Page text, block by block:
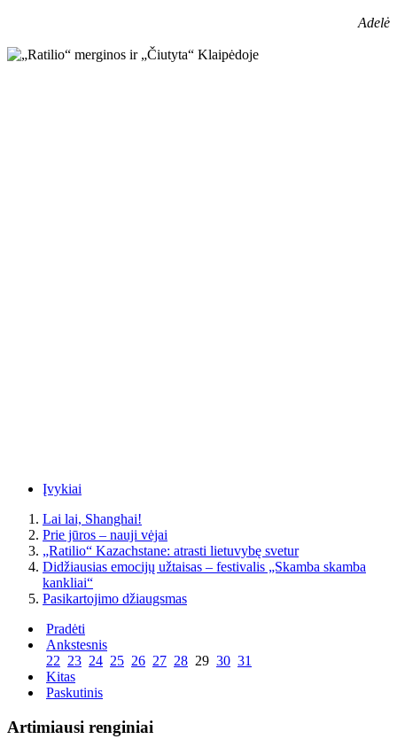
Adelė
Įvykiai
Lai lai, Shanghai!
Prie jūros – nauji vėjai
„Ratilio“ Kazachstane: atrasti lietuvybę svetur
Didžiausias emocijų užtaisas – festivalis „Skamba skamba
kankliai“
Pasikartojimo džiaugsmas
Pradėti
Ankstesnis
22 23 24 25 26 27 28 29 30 31
Kitas
Paskutinis
Artimiausi renginiai